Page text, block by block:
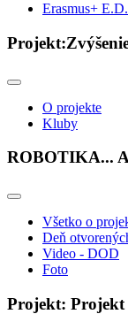
Erasmus+
O projekte
Kluby
ROBOTIKA...
Všetko o
Deň
Video - DOD
Foto
Projekt: